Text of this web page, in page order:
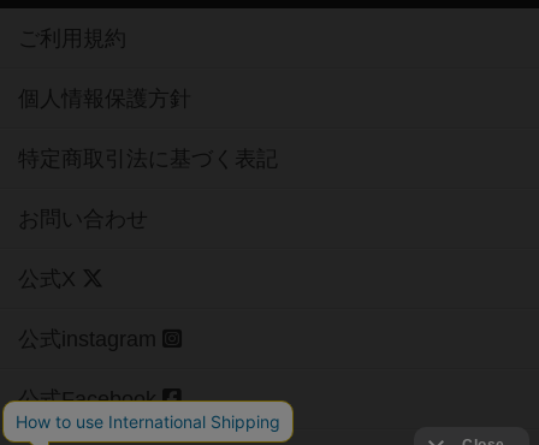
ご利用規約
個人情報保護方針
特定商取引法に基づく表記
お問い合わせ
公式X
公式instagram
公式Facebook